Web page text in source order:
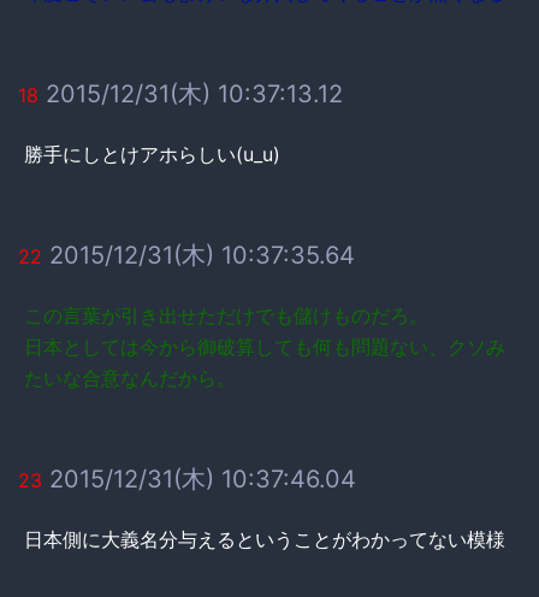
18 2015/12/31(木) 10:37:13.12
勝手にしとけアホらしい(u_u)
22 2015/12/31(木) 10:37:35.64
この言葉が引き出せただけでも儲けものだろ。
日本としては今から御破算しても何も問題ない、クソみ
たいな合意なんだから。
23 2015/12/31(木) 10:37:46.04
日本側に大義名分与えるということがわかってない模様